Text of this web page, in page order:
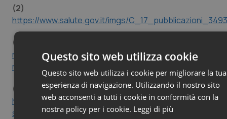
(2)
https://www.salute.gov.it/imgs/
(3)
releases/2023/02/acog-leads-amicus-brief-calling-
mifepristone-conclusively-safe-and-effective
(4)
https://www.associazionelucacoscioni.it/notizie/
schillaci-ivg-farmacologica-regime-ambulatoriale
Questo sito web utilizza cookie
Questo sito web utilizza i cookie per migliorare la tua
esperienza di navigazione. Utilizzando il nostro sito
web acconsenti a tutti i cookie in conformità con la
nostra policy per i cookie. Leggi di più